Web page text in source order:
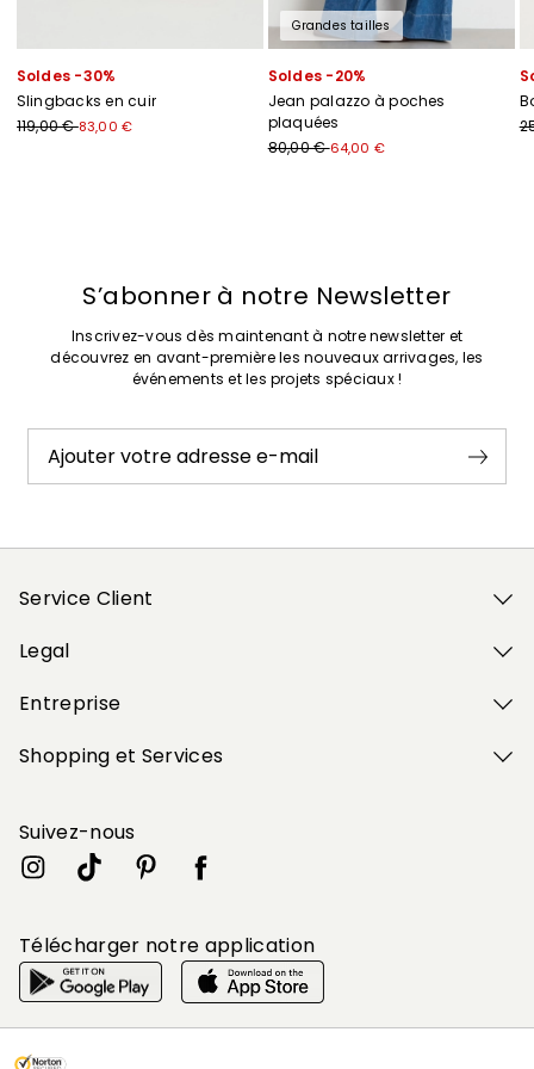
Soldes -30%
Slingbacks en cuir
119,00 €83,00 €
Grandes tailles
Soldes -20%
Jean palazzo à poches
plaquées
80,00 €64,00 €
S’abonner à notre Newsletter
Inscrivez-vous dès maintenant à notre newsletter et
découvrez en avant-première les nouveaux arrivages, les
événements et les projets spéciaux !
Ajouter votre adresse e-mail
Service Client
Legal
Entreprise
Shopping et Services
Suivez-nous
Télécharger notre application